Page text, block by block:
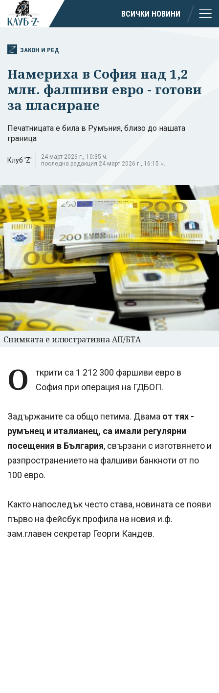
ВСИЧКИ НОВИНИ
ЗАКОН И РЕД
Намериха в София над 1,2
млн. фалшиви евро - готови
за пласиране
Печатницата е била в Румъния, близо до нашата
граница
Клуб 'Z'
24 март 2026 г., 10:35 ч.
последна редакция 24 март 2026 г., 16:15 ч.
Снимката е илюстративна АП/БТА
О
ткрити са 1 212 300 фаршиви евро в
София при операция на ГДБОП.
Задържаните са общо петима. Двама от тях -
румънец и италианец, са имали регулярни
посещения в България, свързани с изготвянето и
разпространението на фалшиви банкноти от по
100 евро.
Както напоследък често става, новината се появи
първо на фейсбук профила на новия и.ф.
зам.главен секретар Георги Кандев.